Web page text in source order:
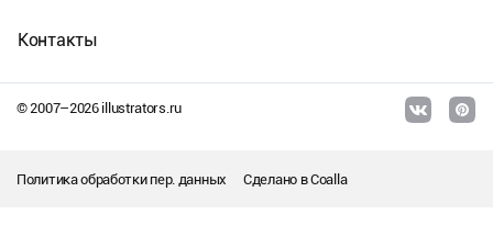
© 2007–2026illustrators.ru
Контакты
Политика обработки пер. данных Сделано вCoalla